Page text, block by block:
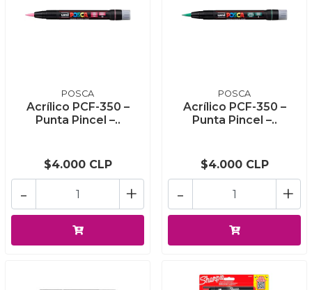
POSCA
Acrílico PCF-350 –
Punta Pincel –..
$4.000 CLP
+
-
POSCA
Acrílico PCF-350 –
Punta Pincel –..
$4.000 CLP
+
-